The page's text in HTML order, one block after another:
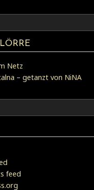
Netz
– getanzt von NiNA
feed